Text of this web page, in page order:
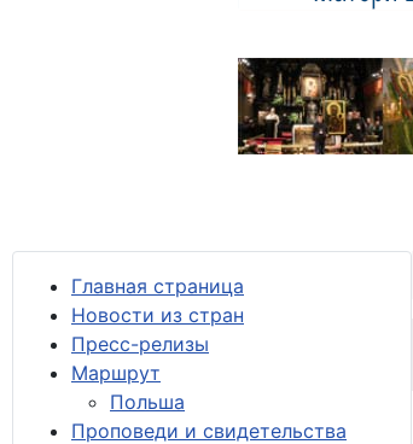
Главная страница
Новости из стран
Пресс-релизы
Маршрут
Польша
Проповеди и свидетельства